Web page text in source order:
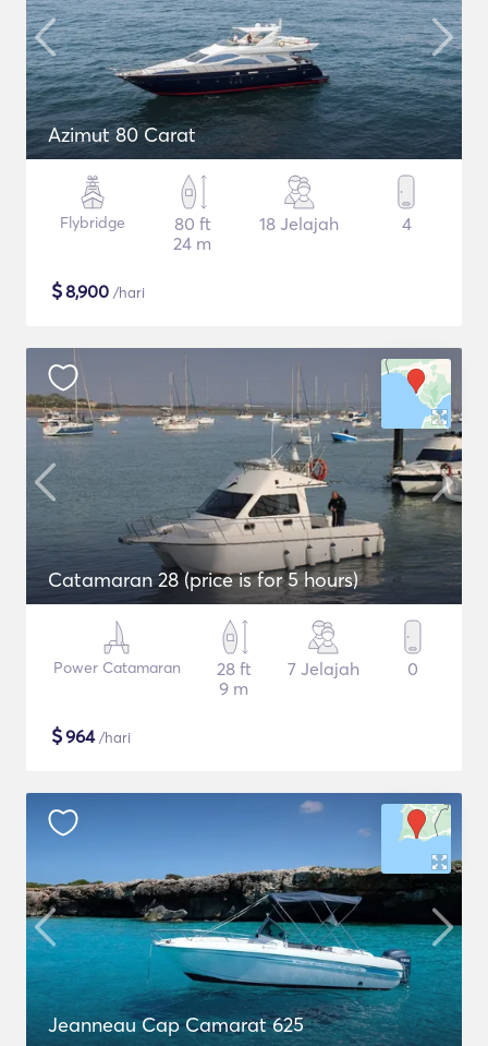
Azimut 80 Carat
Flybridge
80 ft
24 m
18 Jelajah 4
$8,900 /hari
Catamaran 28 (price is for 5 hours)
Power Catamaran
28 ft
9 m
7 Jelajah 0
$964/hari
Jeanneau Cap Camarat 625